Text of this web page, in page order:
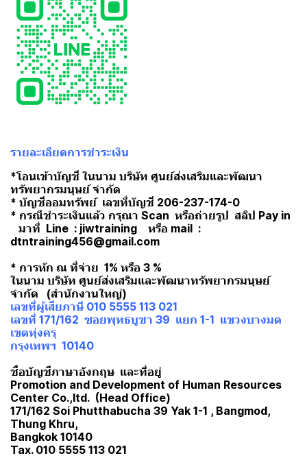
รายละเอียดการชำระเงิน
*โอนเข้าบัญชี ในนาม บริษัท ศูนย์ส่งเสริมและพัฒนา
ทรัพยากรมนุษย์ จำกัด
* บัญชีออมทรัพย์ เลขที่บัญชี 206-237-174-0
* กรณีชำระเงินแล้ว กรุณา Scan หรือถ่ายรูป สลิป Pay in
มาที่ Line : jiwtraining หรือ mail :
dtntraining456@gmail.com
* การหัก ณ ที่จ่าย 1% หรือ 3 %
ในนาม บริษัท ศูนย์ส่งเสริมและพัฒนาทรัพยากรมนุษย์
จำกัด (สำนักงานใหญ่)
เลขที่ผู้เสียภาษี 010 5555 113 021
เลขที่ 171/162 ซอยพุทธบูชา 39 แยก 1-1 แขวงบางมด
เขตทุ่งครุ
กรุงเทพฯ 10140
ชื่อบัญชีภาษาอังกฤษ และที่อยู่
Promotion and Development of Human Resources
Center Co.,ltd. (Head Office)
171/162 Soi Phutthabucha 39 Yak 1-1 , Bangmod,
Thung Khru,
Bangkok 10140
Tax. 010 5555 113 021